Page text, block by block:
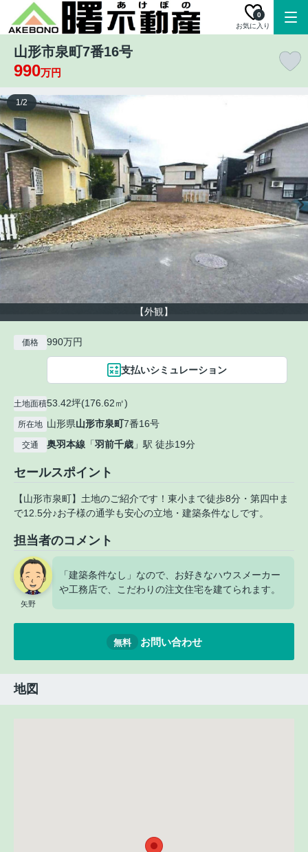
お気に入り
0
山形市泉町7番16号
990万円
【外観】
1/2
価格 990万円
支払いシミュレーション
土地面積53.42坪(176.62㎡)
所在地 山形県山形市泉町7番16号
交通 奥羽本線 「羽前千歳 」駅 徒歩19分
セールスポイント
【山形市泉町】土地のご紹介です！東小まで徒歩8分・第四中ま
で12.5分♪お子様の通学も安心の立地・建築条件なしです。
担当者のコメント
矢野
「建築条件なし」なので、お好きなハウスメーカー
や工務店で、こだわりの注文住宅を建てられます。
無料 お問い合わせ
地図